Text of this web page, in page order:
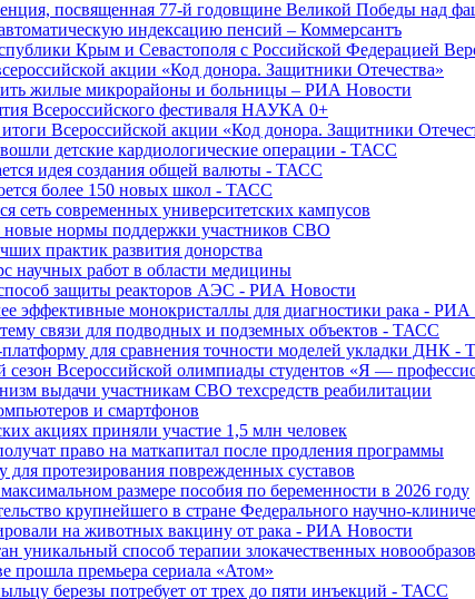
посвященная 77-й годовщине Великой Победы над
индексацию пенсий – Коммерсантъ
Крым и Севастополя с Российской Федерацией
акции «Код донора. Защитники Отечества»
жилые микрорайоны и больницы – РИА Новости
Всероссийского фестиваля НАУКА 0+
Всероссийской акции «Код донора. Защитники
детские кардиологические операции - ТАСС
идея создания общей валюты - ТАСС
более 150 новых школ - ТАСС
сеть современных университетских кампусов
новые нормы поддержки участников СВО
практик развития донорства
научных работ в области медицины
защиты реакторов АЭС - РИА Новости
эффективные монокристаллы для диагностики рака -
связи для подводных и подземных объектов - ТАСС
для сравнения точности моделей укладки ДНК -
сезон Всероссийской олимпиады студентов «Я —
выдачи участникам СВО техсредств реабилитации
и смартфонов
акциях приняли участие 1,5 млн человек
право на маткапитал после продления программы
для протезирования поврежденных суставов
размере пособия по беременности в 2026 году
крупнейшего в стране Федерального научно-
на животных вакцину от рака - РИА Новости
уникальный способ терапии злокачественных
прошла премьера сериала «Атом»
березы потребует от трех до пяти инъекций - ТАСС